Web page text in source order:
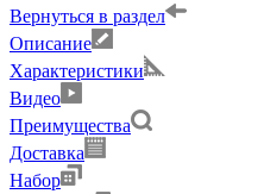
Вернуться в раздел
Описание
Характеристики
Видео
Преимущества
Доставка
Набор